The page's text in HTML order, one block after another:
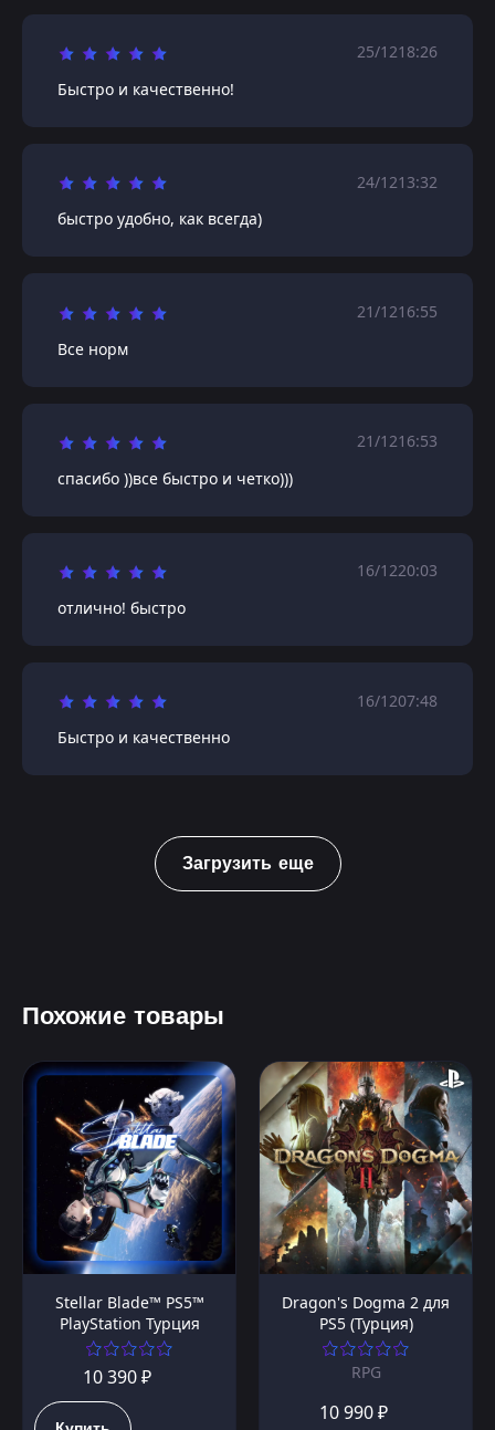
25/1218:26
Быстро и качественно!
24/1213:32
быстро удобно, как всегда)
21/1216:55
Все норм
21/1216:53
спасибо ))все быстро и четко)))
16/1220:03
отлично! быстро
16/1207:48
Быстро и качественно
Загрузить еще
Похожие товары
Stellar Blade™ PS5™
PlayStation Турция
10 390 ₽
Dragon's Dogma 2 для
PS5 (Турция)
RPG
10 990 ₽